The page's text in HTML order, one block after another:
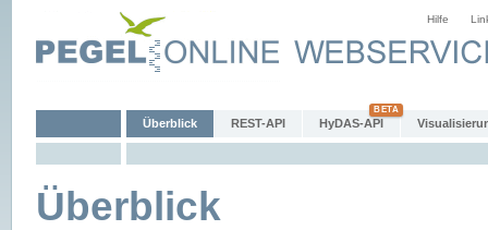
Hilfe
Überblick REST-API HyDAS-API
Überblick